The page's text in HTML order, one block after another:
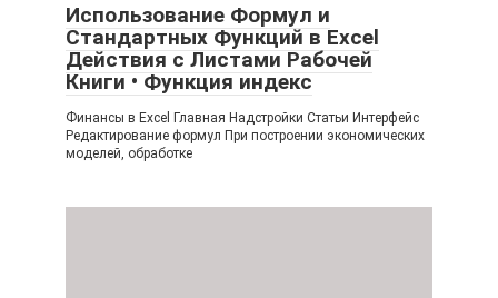
Использование Формул и
Стандартных Функций в Excel
Действия с Листами Рабочей
Книги • Функция индекс
Финансы в Excel Главная Надстройки Статьи Интерфейс
Редактирование формул При построении экономических
моделей, обработке